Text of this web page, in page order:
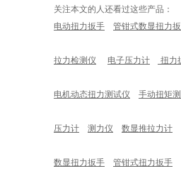
关注本文的人还看过这些产品：
电动扭力扳手
管钳式数显扭力
拉力检测仪 电子压力计 扭力
电机动态扭力测试仪 手动扭矩
压力计 测力仪 数显推拉力计
数显扭力扳手 管钳式扭力扳手